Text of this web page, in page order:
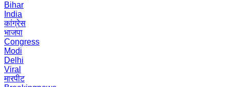
Bihar
India
कांग्रेस
भाजपा
Congress
Modi
Delhi
Viral
मारपीट